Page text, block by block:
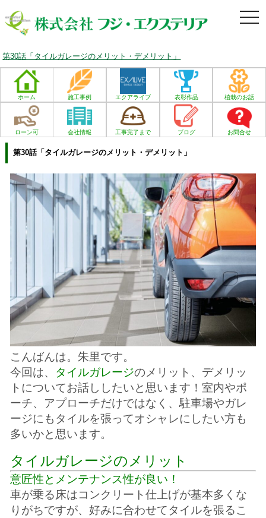
第30話「タイルガレージのメリット・デメリット」
ホーム 施工事例 エクアライブ 表彰作品 植栽のお話
ローン可 会社情報 工事完了まで ブログ お問合せ
第30話「タイルガレージのメリット・デメリット」
こんばんは。朱里です。
今回は、 タイルガレージのメリット、デメリッ
トについてお話ししたいと思います！ 室内やポ
ーチ、アプローチだけではなく、駐車場やガレ
ージにもタイルを張ってオシャレにしたい方も
多いかと思います。
タイルガレージのメリット
意匠性とメンテナンス性が良い！
車が乗る床はコンクリート仕上げが基本多くな
りがちですが、好みに合わせてタイルを張るこ